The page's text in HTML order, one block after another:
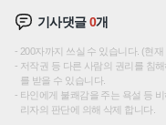
기사댓글0개
200자까지 쓰실 수 있습니다. (현재
저작권 등 다른 사람의 권리를 침
를 받을 수 있습니다.
타인에게 불쾌감을 주는 욕설 등
리자의 판단에 의해 삭제 합니다.